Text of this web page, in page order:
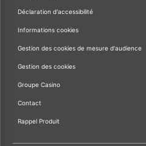
Déclaration d'accessibilité
Informations cookies
Gestion des cookies de mesure d'audience
Gestion des cookies
Groupe Casino
Contact
Rappel Produit